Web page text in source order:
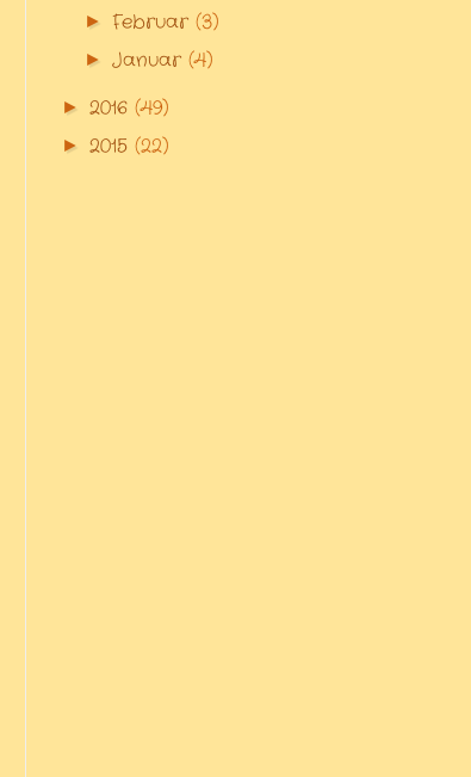
►Februar(3)
►Januar(4)
► 2016 (49)
► 2015 (22)